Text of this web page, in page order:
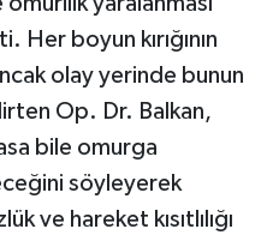
boyun kırığının
olay yerinde bunun
Op. Dr. Balkan,
bile omurga
söyleyerek
ve hareket kısıtlılığı